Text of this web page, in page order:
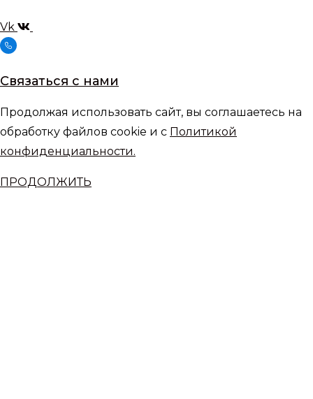
Vk
Связаться с нами
Продолжая использовать сайт, вы соглашаетесь на
обработку файлов cookie и с Политикой
конфиденциальности.
ПРОДОЛЖИТЬ